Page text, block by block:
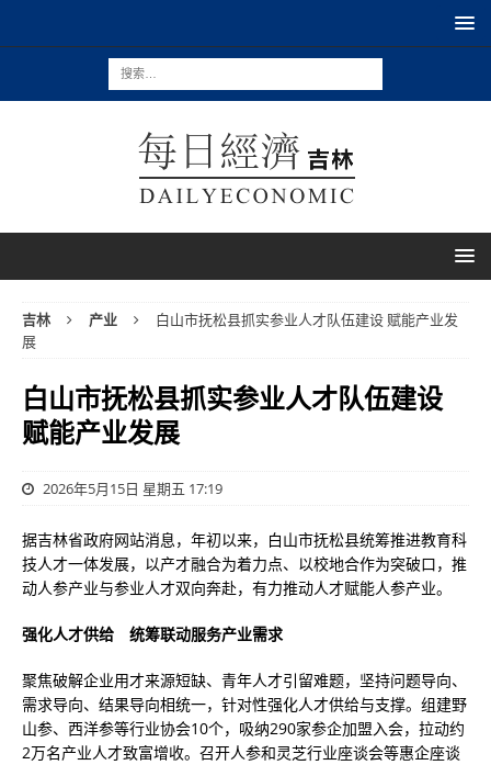
吉林 产业
白山市抚松县抓实参业人才队伍建设 赋能产业发
展
白山市抚松县抓实参业人才队伍建设
赋能产业发展
2026年5月15日 星期五 17:19
据吉林省政府网站消息，年初以来，白山市抚松县统筹推进教育科
技人才一体发展，以产才融合为着力点、以校地合作为突破口，推
动人参产业与参业人才双向奔赴，有力推动人才赋能人参产业。
强化人才供给 统筹联动服务产业需求
聚焦破解企业用才来源短缺、青年人才引留难题，坚持问题导向、
需求导向、结果导向相统一，针对性强化人才供给与支撑。组建野
山参、西洋参等行业协会10个，吸纳290家参企加盟入会，拉动约
2万名产业人才致富增收。召开人参和灵芝行业座谈会等惠企座谈